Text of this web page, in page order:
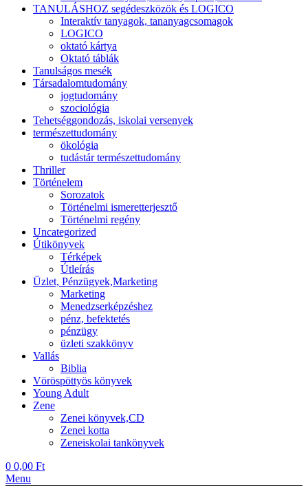
TANULÁSHOZ segédeszközök és LOGICO
Interaktív tanyagok, tananyagcsomagok
LOGICO
oktató kártya
Oktató táblák
Tanulságos mesék
Társadalomtudomány
jogtudomány
szociológia
Tehetséggondozás, iskolai versenyek
természettudomány
ökológia
tudástár természettudomány
Thriller
Történelem
Sorozatok
Történelmi ismeretterjesztő
Történelmi regény
Uncategorized
Útikönyvek
Térképek
Útleírás
Üzlet, Pénzügyek,Marketing
Marketing
Menedzserképzéshez
pénz, befektetés
pénzügy
üzleti szakkönyv
Vallás
Biblia
Vöröspöttyös könyvek
Young Adult
Zene
Zenei könyvek,CD
Zenei kotta
Zeneiskolai tankönyvek
0 0,00 Ft
Menu